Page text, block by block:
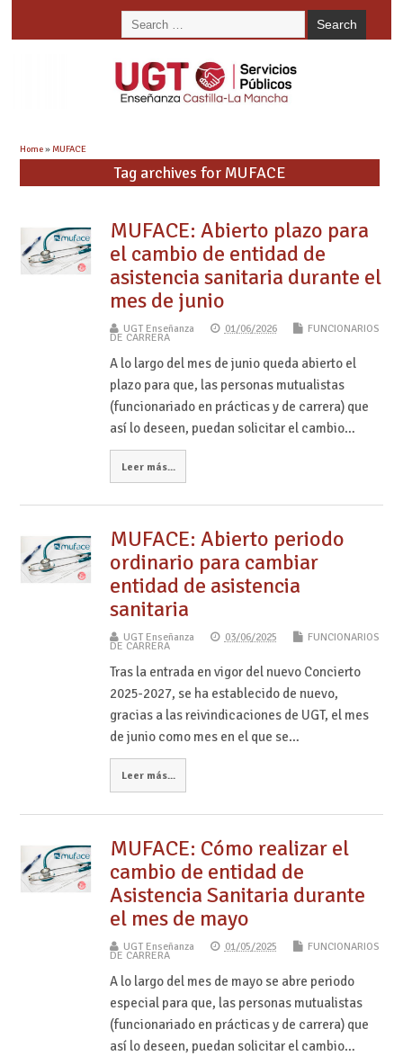
Home»MUFACE
Tag archives for MUFACE
MUFACE: Abierto plazo para
el cambio de entidad de
asistencia sanitaria durante el
mes de junio
UGT Enseñanza 01/06/2026 FUNCIONARIOS
DE CARRERA
A lo largo del mes de junio queda abierto el
plazo para que, las personas mutualistas
(funcionariado en prácticas y de carrera) que
así lo deseen, puedan solicitar el cambio…
Leer más...
MUFACE: Abierto periodo
ordinario para cambiar
entidad de asistencia
sanitaria
UGT Enseñanza 03/06/2025 FUNCIONARIOS
DE CARRERA
Tras la entrada en vigor del nuevo Concierto
2025-2027, se ha establecido de nuevo,
gracias a las reivindicaciones de UGT, el mes
de junio como mes en el que se…
Leer más...
MUFACE: Cómo realizar el
cambio de entidad de
Asistencia Sanitaria durante
el mes de mayo
UGT Enseñanza 01/05/2025 FUNCIONARIOS
DE CARRERA
A lo largo del mes de mayo se abre periodo
especial para que, las personas mutualistas
(funcionariado en prácticas y de carrera) que
así lo deseen, puedan solicitar el cambio…